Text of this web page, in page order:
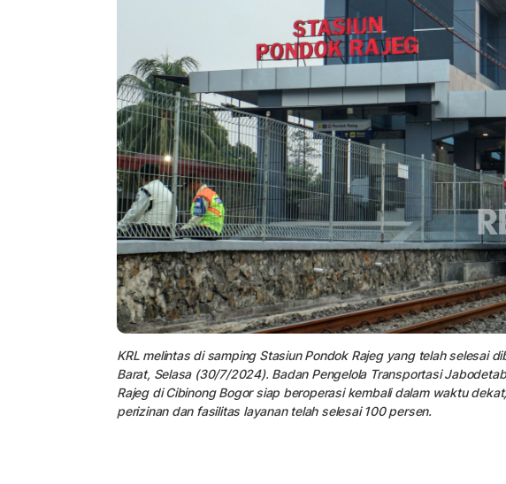
KRL melintas di samping Stasiun Pondok Rajeg yang telah selesai
Barat, Selasa (30/7/2024). Badan Pengelola Transportasi
Rajeg di Cibinong Bogor siap beroperasi kembali dalam waktu
perizinan dan fasilitas layanan telah selesai 100 persen.